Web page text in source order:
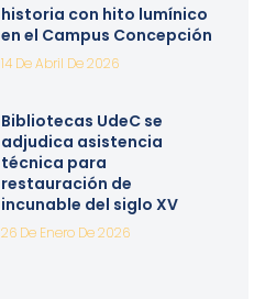
historia con hito lumínico
en el Campus Concepción
14 De Abril De 2026
Bibliotecas UdeC se
adjudica asistencia
técnica para
restauración de
incunable del siglo XV
26 De Enero De 2026